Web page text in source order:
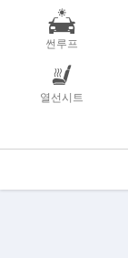
썬루프
열선시트